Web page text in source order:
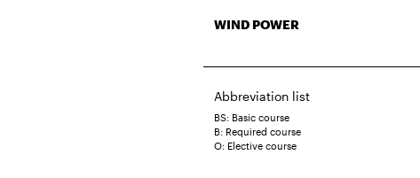
WIND POWER
Abbreviation list
BS: Basic course
B: Required course
O: Elective course